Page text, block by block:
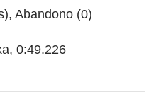
Abandono (0)
0:49.226